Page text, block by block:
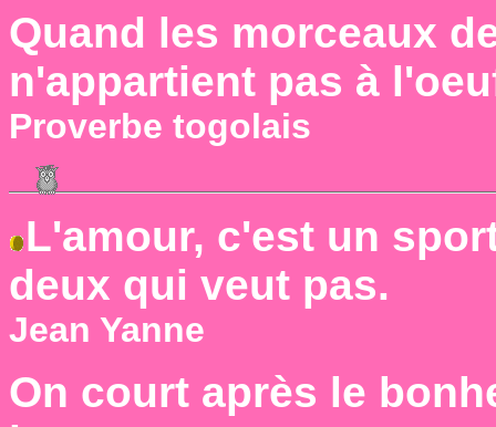
Quand les morceaux
n'appartient pas à
Proverbe togolais
L'amour, c'est un
deux qui veut pas.
Jean Yanne
On court après le